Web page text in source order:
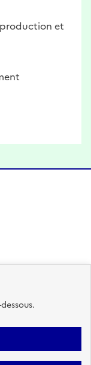
et
conforme
Contact